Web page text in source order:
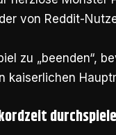
von Reddit-
zu „beenden“,
kaiserlichen